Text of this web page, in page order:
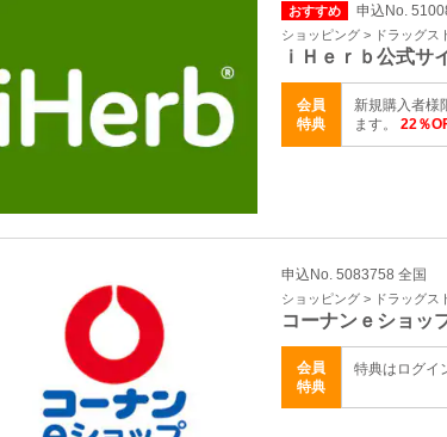
おすすめ 申込No.
ショッピング > ドラッグス
ｉＨｅｒｂ公式サ
会員
特典
新規購入者
ます。 22％
申込No. 5083758 全国
ショッピング > ドラッグス
コーナンｅショッ
会員
特典
特典はログイ